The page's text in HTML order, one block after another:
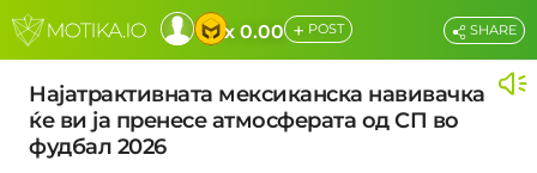
x 0.00 + POST
Најатрактивната мексиканска навивачка
ќе ви ја пренесе атмосферата од СП во
фудбал 2026
SHARE